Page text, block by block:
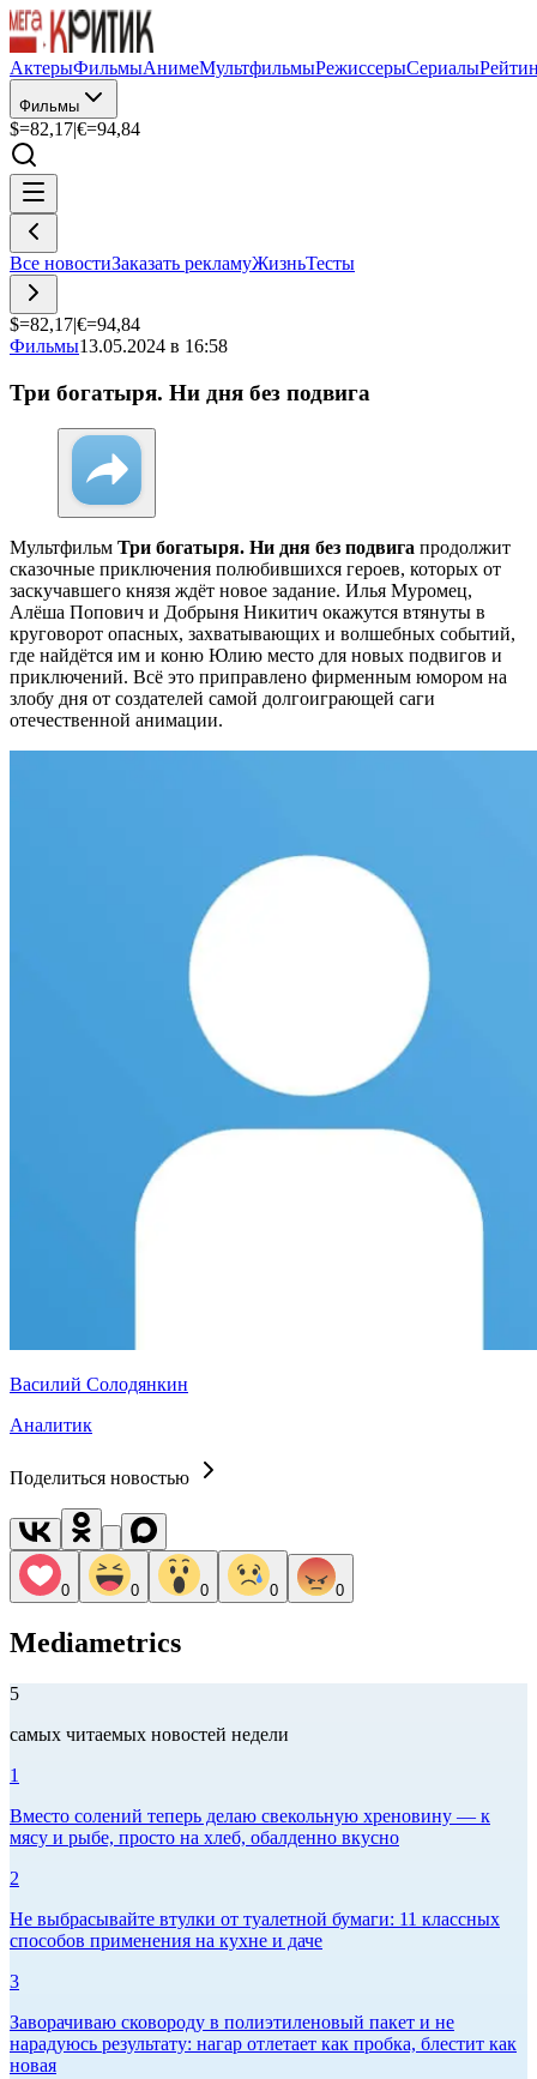
АктерыФильмыАнимеМультфильмыРежиссерыСериалы
Фильмы
$=82,17|€=94,84
Все новостиЗаказать рекламуЖизньТесты
$=82,17|€=94,84
Фильмы13.05.2024 в 16:58
Три богатыря. Ни дня без подвига
Мультфильм Три богатыря. Ни дня без подвига продолжит
сказочные приключения полюбившихся героев, которых от
заскучавшего князя ждёт новое задание. Илья Муромец,
Алёша Попович и Добрыня Никитич окажутся втянуты в
круговорот опасных, захватывающих и волшебных событий,
где найдётся им и коню Юлию место для новых подвигов и
приключений. Всё это приправлено фирменным юмором на
злобу дня от создателей самой долгоиграющей саги
отечественной анимации.
Василий Солодянкин
Аналитик
Поделиться новостью
0 0 0 0 0
Mediametrics
5
самых читаемых новостей недели
1
Вместо солений теперь делаю свекольную хреновину — к
мясу и рыбе, просто на хлеб, обалденно вкусно
2
Не выбрасывайте втулки от туалетной бумаги: 11 классных
способов применения на кухне и даче
3
Заворачиваю сковороду в полиэтиленовый пакет и не
нарадуюсь результату: нагар отлетает как пробка, блестит как
новая